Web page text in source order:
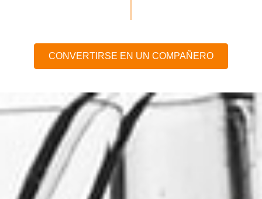
CONVERTIRSE EN UN COMPAÑERO